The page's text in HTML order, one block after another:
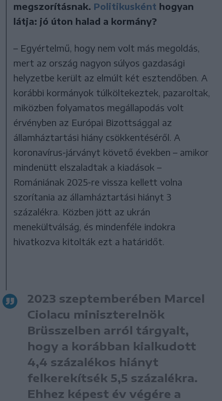
megszorításnak. Politikusként hogyan
látja: jó úton halad a kormány?
– Egyértelmű, hogy nem volt más megoldás,
mert az ország nagyon súlyos gazdasági
helyzetbe került az elmúlt két esztendőben. A
korábbi kormányok túlköltekeztek, pazaroltak,
miközben folyamatos megállapodás volt
érvényben az Európai Bizottsággal az
államháztartási hiány csökkentéséről. A
koronavírus-járványt követő években – amikor
mindenütt elszaladtak a kiadások –
Romániának 2025-re vissza kellett volna
szorítania az államháztartási hiányt 3
százalékra. Közben jött az ukrán
menekültválság, és mindenféle indokra
hivatkozva kitolták ezt a határidőt.
2023 szeptemberében Marcel
Ciolacu miniszterelnök
Brüsszelben arról tárgyalt,
hogy a korábban kialkudott
4,4 százalékos hiányt
felkerekítsék 5,5 százalékra.
Ehhez képest év végére a